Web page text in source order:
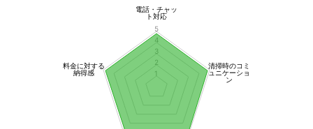
電話・チャッ
ト対応
清掃時のコミ
ュニケーショ
ン
料金に対する
納得感
1
2
3
4
5